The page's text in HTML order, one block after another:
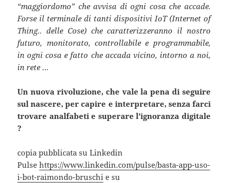
“maggiordomo” che avvisa di ogni cosa che accade.
Forse il terminale di tanti dispositivi IoT (Internet of
Thing.. delle Cose) che caratterizzeranno il nostro
futuro, monitorato, controllabile e programmabile,
in ogni cosa e fatto che accada vicino, intorno a noi,
in rete …
Un nuova rivoluzione, che vale la pena di seguire
sul nascere, per capire e interpretare, senza farci
trovare analfabeti e superare l’ignoranza digitale
?
copia pubblicata su Linkedin
Pulsehttps://www.linkedin.com/pulse/basta-app-uso-
i-bot-raimondo-bruschi e su